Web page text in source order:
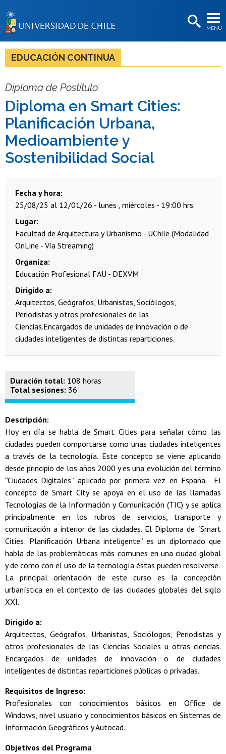
MENÚ
BIBLIOTECAS
LA UNIVERSIDAD
Estudiantes
Académicas/os
Funcionarias/os
Egresadas/os
EDUCACIÓN CONTINUA
Diploma de Postítulo
Diploma en Smart Cities:
Planificación Urbana,
Medioambiente y
Sostenibilidad Social
Fecha y hora
25/08/25 al 12/01/26 - lunes , miércoles - 19:00 hrs.
Lugar
Facultad de Arquitectura y Urbanismo - UChile (Modalidad
OnLine - Vía Streaming)
Organiza
Educación Profesional FAU - DEXVM
Dirigido a
Arquitectos, Geógrafos, Urbanistas, Sociólogos,
Periodistas y otros profesionales de las
Ciencias.Encargados de unidades de innovación o de
ciudades inteligentes de distintas reparticiones.
Duración total: 108 horas
Total sesiones: 36
Descripción:
Hoy en día se habla de Smart Cities para señalar cómo las
ciudades pueden comportarse como unas ciudades inteligentes
a través de la tecnología. Este concepto se viene aplicando
desde principio de los años 2000 y es una evolución del término
“Ciudades Digitales” aplicado por primera vez en España. El
concepto de Smart City se apoya en el uso de las llamadas
Tecnologías de la Información y Comunicación (TIC) y se aplica
principalmente en los rubros de servicios, transporte y
comunicación a interior de las ciudades. El Diploma de “Smart
Cities: Planificación Urbana inteligente” es un diplomado que
habla de las problemáticas más comunes en una ciudad global
y de cómo con el uso de la tecnología éstas pueden resolverse.
La principal orientación de este curso es la concepción
urbanística en el contexto de las ciudades globales del siglo
XXI.
Dirigido a:
Arquitectos, Geógrafos, Urbanistas, Sociólogos, Periodistas y
otros profesionales de las Ciencias Sociales u otras ciencias.
Encargados de unidades de innovación o de ciudades
inteligentes de distintas reparticiones públicas o privadas.
Requisitos de Ingreso:
Profesionales con conocimientos básicos en Office de
Windows, nivel usuario y conocimientos básicos en Sistemas de
Información Geográficos y Autocad.
Objetivos del Programa